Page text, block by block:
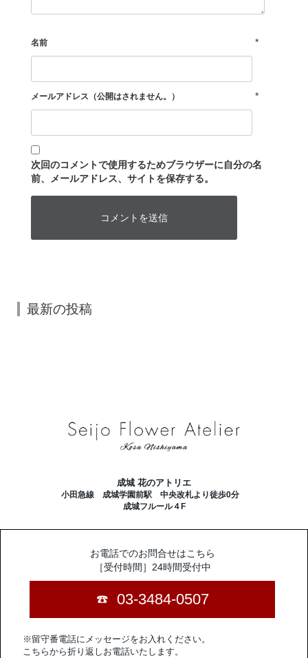
名前 *
メールアドレス（公開はされません。） *
次回のコメントで使用するためブラウザーに自分の名
前、メールアドレス、サイトを保存する。
最新の投稿
成城 花のアトリエ
小田急線 成城学園前駅 中央改札より徒歩0分
成城フルール４F
お電話でのお問合せはこちら
［受付時間］24時間受付中
03-3484-0507
※留守番電話にメッセージをお入れください。
こちらから折り返しお電話いたします。